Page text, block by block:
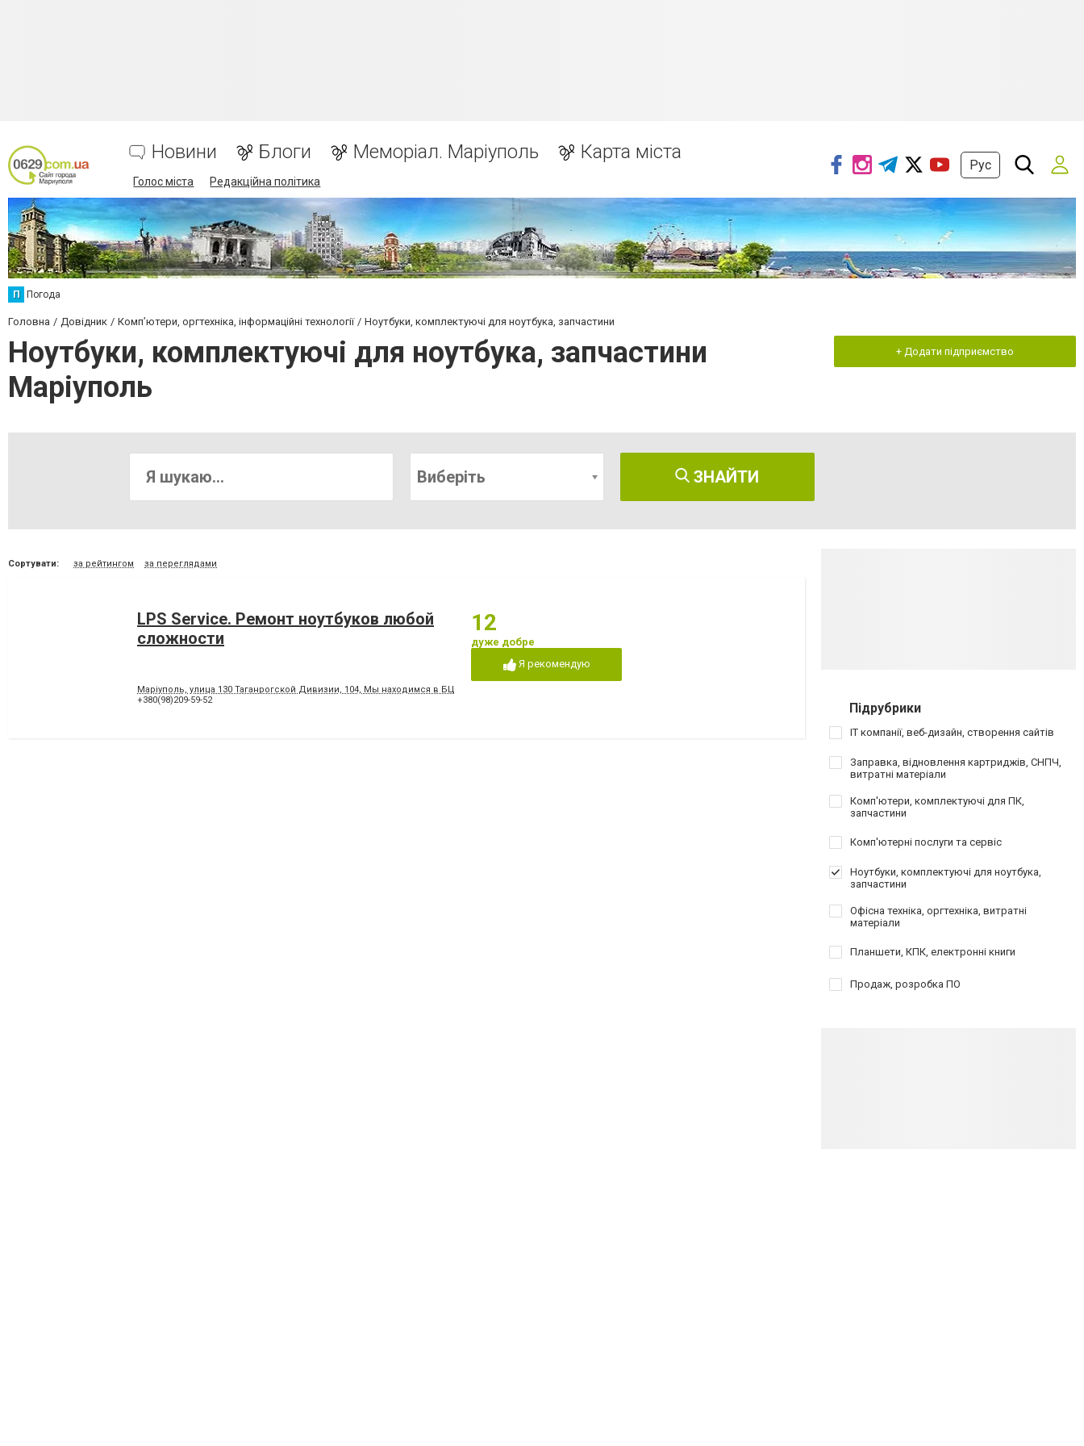
Новини Блоги Меморіал. Маріуполь Карта міста
Голос міста Редакційна політика
Рус
П Погода
Головна Довідник Комп’ютери, оргтехніка, інформаційні технології Ноутбуки, комплектуючі для ноутбука, запчастини
Ноутбуки, комплектуючі для ноутбука, запчастини
Маріуполь
+ Додати підприємство
Виберіть ЗНАЙТИ
Сортувати: за рейтингом за переглядами
LPS Service. Ремонт ноутбуков любой
сложности
Маріуполь, улица 130 Таганрогской Дивизии, 104, Мы находимся в БЦ "Восток" напротив "Щирого кума", в одном здании с "Пивной мерой". Кабинет 416.
+380(98)209-59-52
12
дуже добре
Я рекомендую
Підрубрики
IT компанії, веб-дизайн, створення сайтів
Заправка, відновлення картриджів, СНПЧ,
витратні матеріали
Комп'ютери, комплектуючі для ПК,
запчастини
Комп'ютерні послуги та сервіс
Ноутбуки, комплектуючі для ноутбука,
запчастини
Офісна техніка, оргтехніка, витратні
матеріали
Планшети, КПК, електронні книги
Продаж, розробка ПО